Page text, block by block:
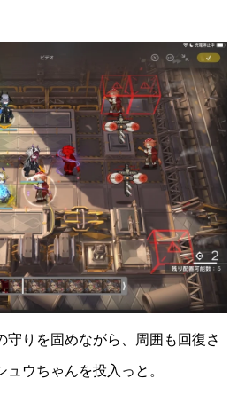
守りを固めながら、周囲も回復さ
ウちゃんを投入っと。